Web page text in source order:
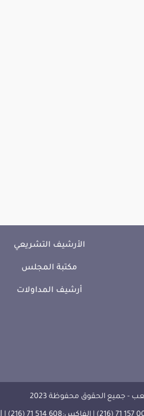
الأرشيف التشريعي
مكتبة المجلس
أرشيف المداولات
جميع الحقوق محفوظة 2023